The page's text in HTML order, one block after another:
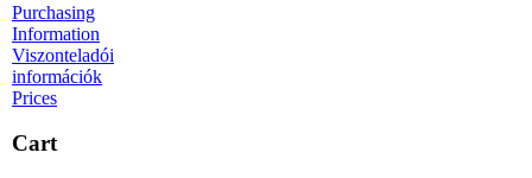
Purchasing
Information
Viszonteladói
információk
Prices
Cart